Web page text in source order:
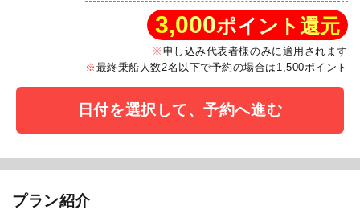
3,000ポイント還元
申し込み代表者様のみに適用されます
最終乗船人数2名以下で予約の場合は1,500ポイント
日付を選択して、予約へ進む
プラン紹介